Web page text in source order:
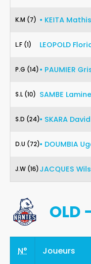
7 • KEITA Mathis
K.M (7)
1 LEOPOLD
L.F (1)
14 • PAUMIER
P.G (14)
10 SAMBE Lamine
S.L (10)
24 • SKARA David
S.D (24)
72 • DOUMBIA
D.U (72)
16 JACQUES
J.W (16)
OLD
N° Joueurs